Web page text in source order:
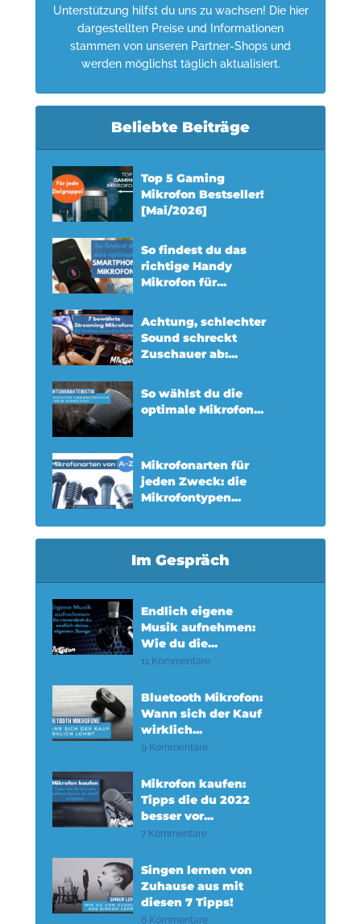
Unterstützung hilfst du uns zu wachsen! Die hier
dargestellten Preise und Informationen
stammen von unseren Partner-Shops und
werden möglichst täglich aktualisiert.
Beliebte Beiträge
Top 5 Gaming
Mikrofon Bestseller!
[Mai/2026]
So findest du das
richtige Handy
Mikrofon für...
Achtung, schlechter
Sound schreckt
Zuschauer ab:...
So wählst du die
optimale Mikrofon...
Mikrofonarten für
jeden Zweck: die
Mikrofontypen...
Im Gespräch
Endlich eigene
Musik aufnehmen:
Wie du die...
11 Kommentare
Bluetooth Mikrofon:
Wann sich der Kauf
wirklich...
9 Kommentare
Mikrofon kaufen:
Tipps die du 2022
besser vor...
7 Kommentare
Singen lernen von
Zuhause aus mit
diesen 7 Tipps!
6 Kommentare